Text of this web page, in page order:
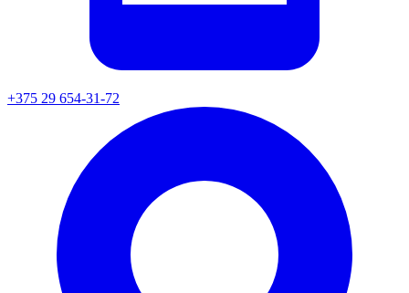
+375 29 654-31-72